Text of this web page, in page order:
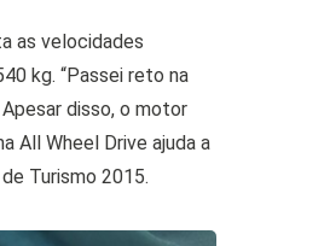
as velocidades
kg. “Passei reto na
Apesar disso, o motor
All Wheel Drive ajuda a
Turismo 2015.